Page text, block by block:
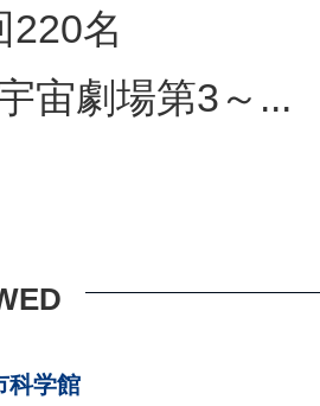
220名
宙劇場第3～...
科学館